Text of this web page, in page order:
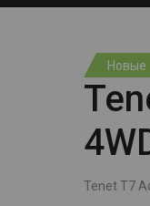
Новые
Tenet T7